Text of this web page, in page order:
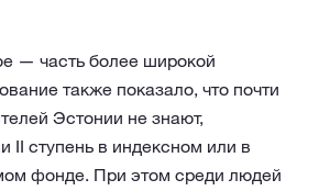
— часть более широкой
также показало, что почти
Эстонии не знают,
II ступень в индексном или в
фонде. При этом среди людей